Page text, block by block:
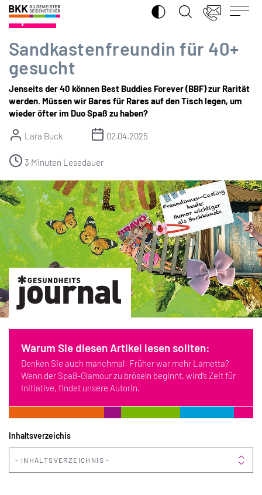
BKK
Gildemeister
SUCHE ÖFFNEN
Spezial
Sandkastenfreundin für 40+
gesucht
Jenseits der 40 können Best Buddies Forever (BBF) zur Rarität
werden. Müssen wir Bares für Rares auf den Tisch legen, um
wieder öfter im Duo Spaß zu haben?
Lara Buck 02.04.2025
3 Minuten Lesedauer
Warum Sie diesen Artikel lesen sollten:
Denken Sie auch manchmal: Früher war mehr Lametta?
Wenn der Spaß-Glamour zu bröseln beginnt, wird’s Zeit für
Initiative, findet unsere Autorin.
Inhaltsverzeichis
INHALTSVERZEICHNIS